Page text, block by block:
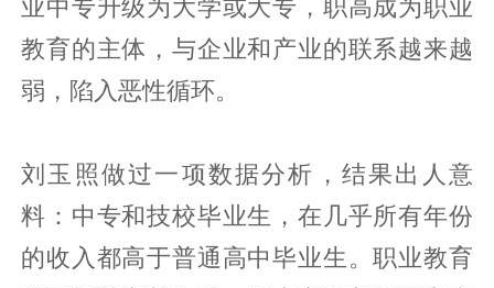
业中专升级为大学或大专，职高成为职业
教育的主体，与企业和产业的联系越来越
弱，陷入恶性循环。
刘玉照做过一项数据分析，结果出人意
料：中专和技校毕业生，在几乎所有年份
的收入都高于普通高中毕业生。职业教育